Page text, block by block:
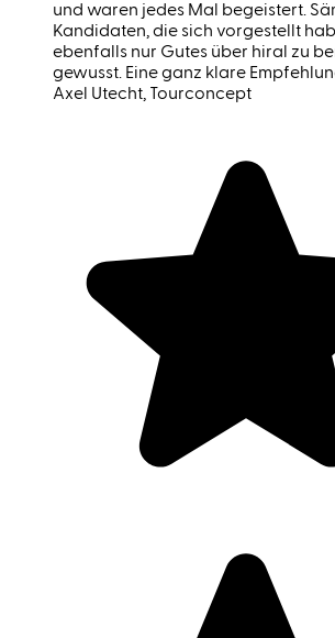
und waren jedes Mal begeistert.
Kandidaten, die sich vorgestellt
ebenfalls nur Gutes über hiral zu
gewusst. Eine ganz klare
Axel Utecht, Tourconcept